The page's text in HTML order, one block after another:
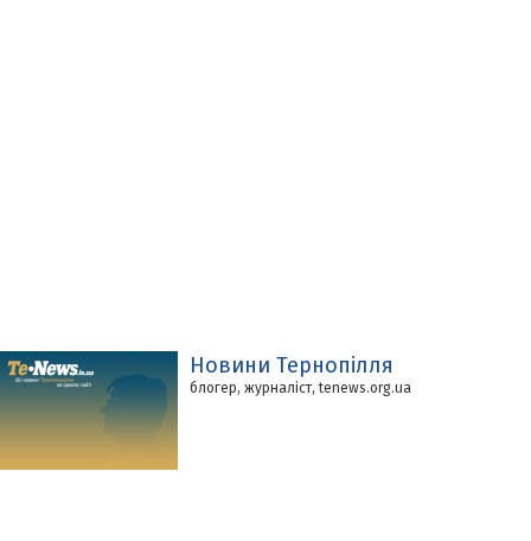
Новини Тернопілля
блогер, журналіст, tenews.org.ua